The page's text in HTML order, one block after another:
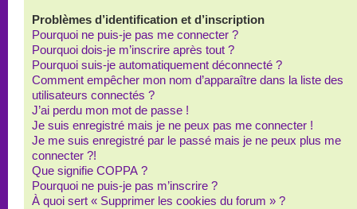
Problèmes d’identification et d’inscription
Pourquoi ne puis-je pas me connecter ?
Pourquoi dois-je m’inscrire après tout ?
Pourquoi suis-je automatiquement déconnecté ?
Comment empêcher mon nom d’apparaître dans la liste des
utilisateurs connectés ?
J’ai perdu mon mot de passe !
Je suis enregistré mais je ne peux pas me connecter !
Je me suis enregistré par le passé mais je ne peux plus me
connecter ?!
Que signifie COPPA ?
Pourquoi ne puis-je pas m’inscrire ?
À quoi sert « Supprimer les cookies du forum » ?